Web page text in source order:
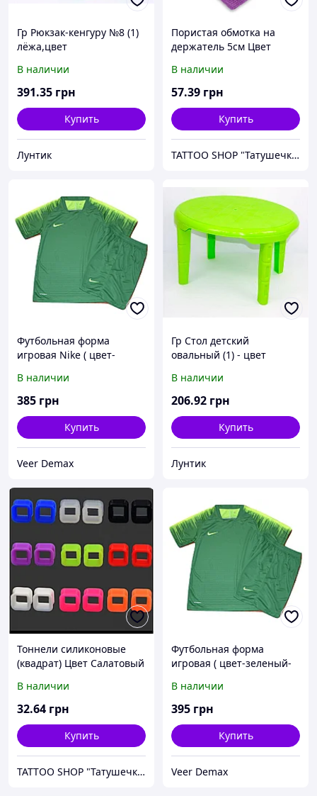
Гр Рюкзак-кенгуру №8 (1)
лёжа,цвет
для детей с
двухмесячного возраста
В наличии
391.35 грн
Купить
Лунтик
Пористая обмотка на
держатель 5см Цвет
В наличии
57.39 грн
Купить
TATTOO SHOP "Татушечка" Молдова
Футбольная форма
игровая Nike ( цвет-
(на рост 160-170 см)
В наличии
385 грн
Купить
Veer Demax
Гр Стол детский
овальный (1) - цвет
В наличии
206.92 грн
Купить
Лунтик
Тоннели силиконовые
(квадрат) Цвет Салатовый
В наличии
32.64 грн
Купить
TATTOO SHOP "Татушечка" Молдова
Футбольная форма
игровая ( цвет-зеленый-
175 см)
В наличии
395 грн
Купить
Veer Demax